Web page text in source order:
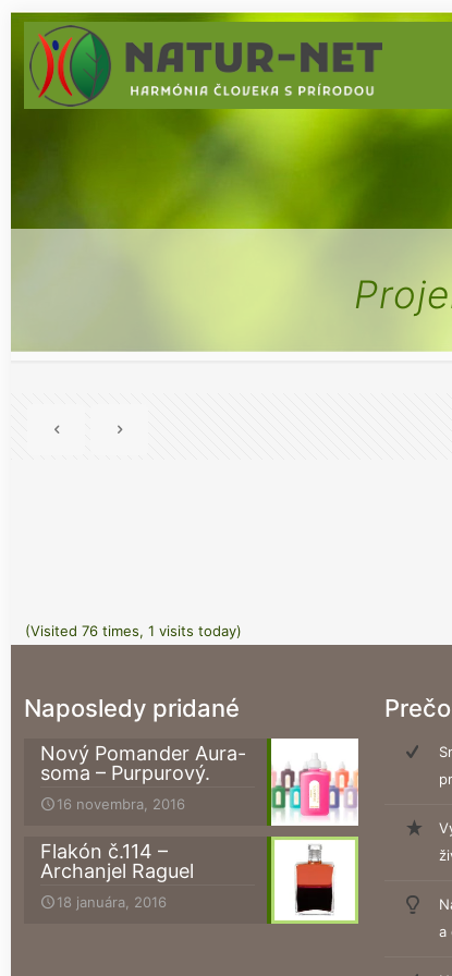
(Visited 76 times, 1 visits today)
Naposledy pridané
Nový Pomander Aura-
soma – Purpurový.
16 novembra, 2016
Flakón č.114 –
Archanjel Raguel
18 januára, 2016
a